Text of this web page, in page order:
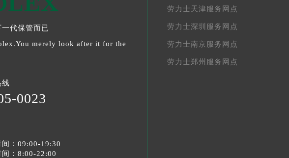
代保管而已
merely look after it for the
线
0023
间：09:00-19:30
间：8:00-22:00
劳力士天津服务网点
劳力士深圳服务网点
劳力士南京服务网点
劳力士郑州服务网点